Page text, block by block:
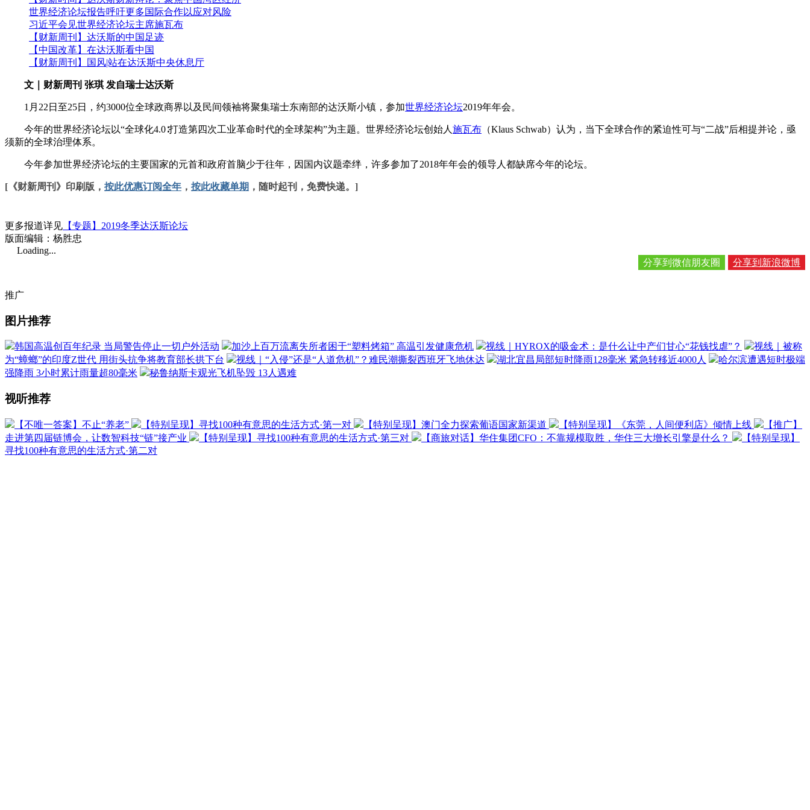
世界经济论坛报告呼吁更多国际合作以应对风险
习近平会见世界经济论坛主席施瓦布
【财新周刊】达沃斯的中国足迹
【中国改革】在达沃斯看中国
【财新周刊】国风|站在达沃斯中央休息厅
文｜财新周刊 张琪 发自瑞士达沃斯
1月22日至25日，约3000位全球政商界以及民间领袖将聚集瑞士东南部的达沃斯小镇，参加世界经济论坛2019年年会。
今年的世界经济论坛以“全球化4.0∶打造第四次工业革命时代的全球架构”为主题。世界经济论坛创始人 施瓦布 （Klaus Schwab）认为，当下全球合作的紧迫性可与“二战”后相提并论，亟
须新的全球治理体系。
今年参加世界经济论坛的主要国家的元首和政府首脑少于往年，因国内议题牵绊，许多参加了2018年年会的领导人都缺席今年的论坛。
[《财新周刊》印刷版， 按此优惠订阅全年 ， 按此收藏单期 ，随时起刊，免费快递。]
更多报道详见 【专题】2019冬季达沃斯论坛
版面编辑：杨胜忠
Loading...
分享到新浪微博
分享到微信朋友圈
推广
图片推荐
韩国高温创百年纪录 当局警告停止一切户外活动 加沙上百万流离失所者困于“塑料烤箱” 高温引发健康危机 视线｜HYROX的吸金术：是什么让中产们甘心“花钱找虐”？
视线｜被称
为“蟑螂”的印度Z世代 用街头抗争将教育部长拱下台
视线｜“入侵”还是“人道危机”？难民潮撕裂西班牙飞地休达 湖北宜昌局部短时降雨128毫米 紧急转移近4000人
哈尔滨遭遇短时极端
强降雨 3小时累计雨量超80毫米
秘鲁纳斯卡观光飞机坠毁 13人遇难
视听推荐
【不唯一答案】不止“养老” 【特别呈现】寻找100种有意思的生活方式·第一对 【特别呈现】澳门全力探索葡语国家新渠道 【特别呈现】《东莞，人间便利店》倾情上线
【推广】
走进第四届链博会，让数智科技“链”接产业
【特别呈现】寻找100种有意思的生活方式·第三对 【商旅对话】华住集团CFO：不靠规模取胜，华住三大增长引擎是什么？
【特别呈现】
寻找100种有意思的生活方式·第二对